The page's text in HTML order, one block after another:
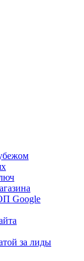
Google
за лиды